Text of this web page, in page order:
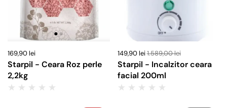
169,90 lei
Starpil - Ceara Roz perle
2,2kg
149,90 lei1.589,00 lei
Starpil - Incalzitor ceara
facial 200ml